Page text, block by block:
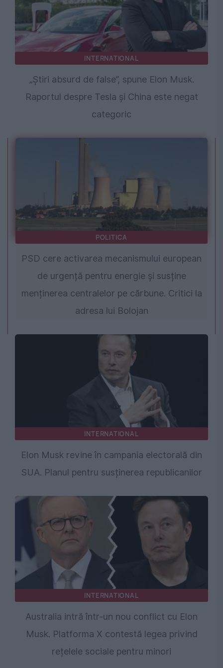
INTERNATIONAL
„Știri absurd de false”, spune Elon Musk.
Raportul despre Tesla și China este negat
categoric
POLITICA
PSD cere activarea mecanismului european
de urgență pentru energie și susține
menținerea centralelor pe cărbune. Critici la
adresa lui Bolojan
INTERNATIONAL
Elon Musk revine în campania electorală din
SUA. Planul pentru susținerea republicanilor
INTERNATIONAL
Australia intră într-un nou conflict cu Elon
Musk. Platforma X contestă legea privind
rețelele sociale pentru minori